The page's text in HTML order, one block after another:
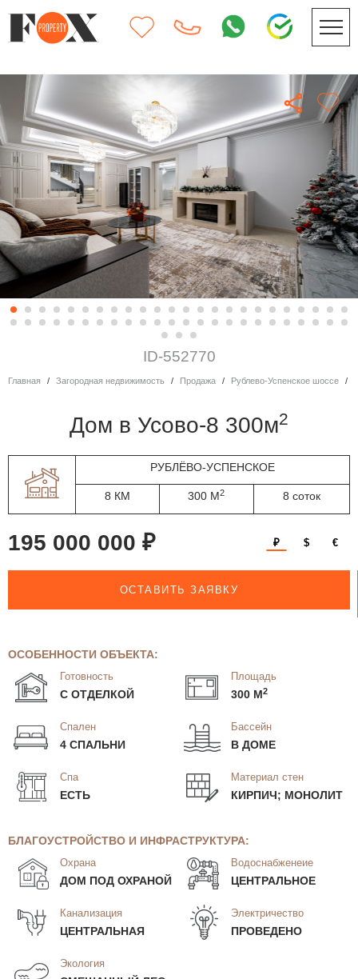
ID-552770
Главная Загородная недвижимость Продажа Рублево-Успенское шоссе
дом в Усово-8 300м2
РУБЛЁВО-УСПЕНСКОЕ
8 КМ 300 М2 8 соток
195 000 000 ₽ ₽ $ €
ОСТАВИТЬ ЗАЯВКУ
ОСОБЕННОСТИ ОБЪЕКТА:
Готовность
С ОТДЕЛКОЙ
Площадь
300 М2
Спален
4 СПАЛЬНИ
Бассейн
В ДОМЕ
Спа
ЕСТЬ
Материал стен
КИРПИЧ; МОНОЛИТ
БЛАГОУСТРОЙСТВО И ИНФРАСТРУКТУРА:
Охрана
ДОМ ПОД ОХРАНОЙ
Водоснабженеие
ЦЕНТРАЛЬНОЕ
Канализация
ЦЕНТРАЛЬНАЯ
Электричество
ПРОВЕДЕНО
Экология